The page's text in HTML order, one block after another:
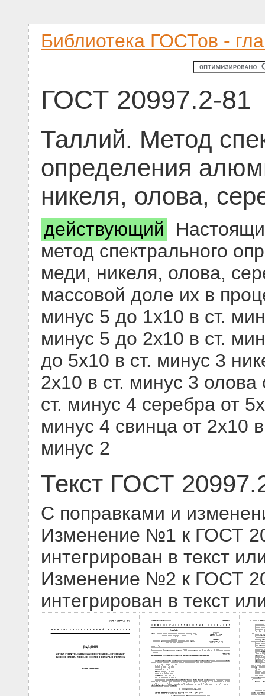
Библиотека ГОСТов -
ГОСТ 20997.2-81
Таллий. Метод
определения
никеля, олова,
действующий
метод спектрального
меди, никеля, олова,
массовой доле их в
минус 5 до 1х10 в ст.
минус 5 до 2х10 в ст.
до 5х10 в ст. минус 3
2х10 в ст. минус 3
ст. минус 4 серебра от
минус 4 свинца от 2х10
минус 2
Текст ГОСТ
С поправками и
Изменение №1 к ГОСТ
интегрирован в текст
Изменение №2 к ГОСТ
интегрирован в текст